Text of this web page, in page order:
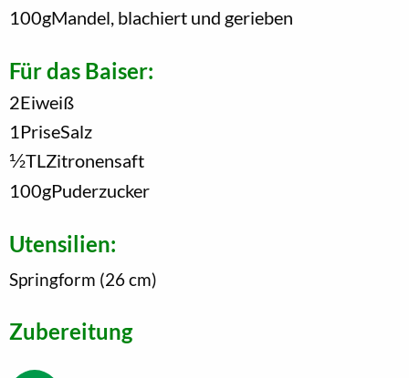
100gMandel, blachiert und gerieben
Für das Baiser:
2Eiweiß
1 PriseSalz
1/2TL Zitronensaft
100gPuderzucker
Utensilien:
Springform (26 cm)
Zubereitung